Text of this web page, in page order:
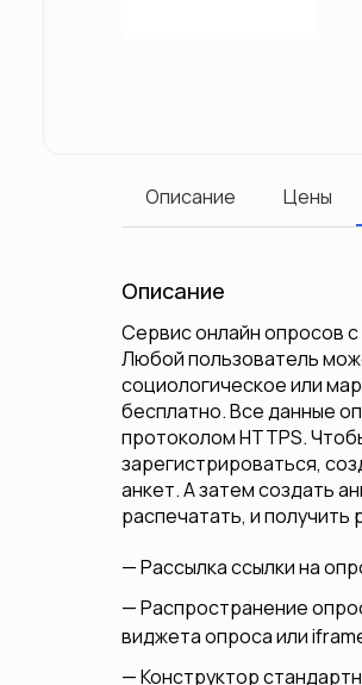
Описание Цены
Описание
Сервис онлайн опросов
Любой пользователь
социологическое или
бесплатно. Все данные
протоколом HTTPS.
зарегистрироваться,
анкет. А затем создать
распечатать, и получить
Рассылка ссылки на
Распространение
виджета опроса или
Конструктор